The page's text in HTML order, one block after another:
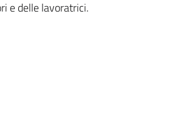
e delle lavoratrici.